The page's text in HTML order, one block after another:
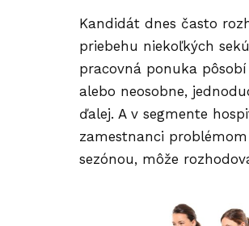
Kandidát dnes často
priebehu niekoľkých
pracovná ponuka
alebo neosobne,
ďalej. A v segmente
zamestnanci
sezónou, môže